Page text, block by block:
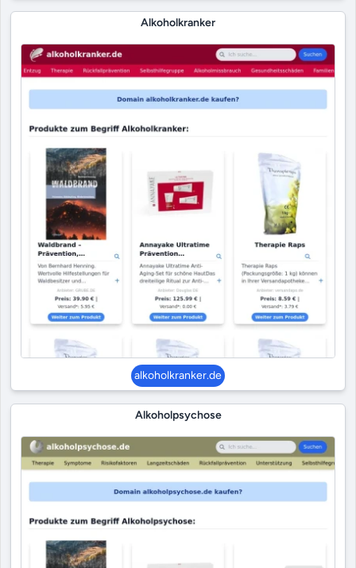
Alkoholkranker
alkoholkranker.de
Alkoholpsychose